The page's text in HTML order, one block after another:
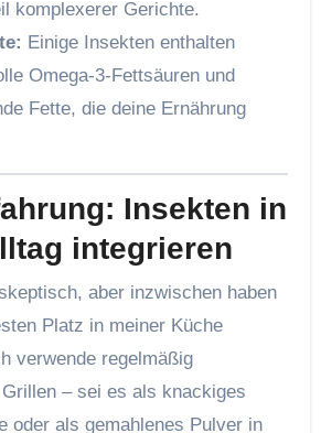
komplexerer Gerichte.
Einige Insekten enthalten
Omega-3-Fettsäuren und
Fette, die deine Ernährung
Insekten in
integrieren
aber inzwischen haben
Platz in meiner Küche
verwende regelmäßig
– sei es als knackiges
oder als gemahlenes Pulver in